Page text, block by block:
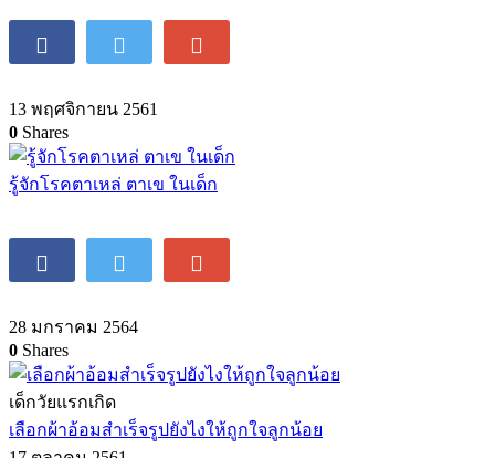
13 พฤศจิกายน 2561
0 Shares
รู้จักโรคตาเหล่ ตาเข ในเด็ก
28 มกราคม 2564
0 Shares
เด็กวัยแรกเกิด
เลือกผ้าอ้อมสำเร็จรูปยังไงให้ถูกใจลูกน้อย